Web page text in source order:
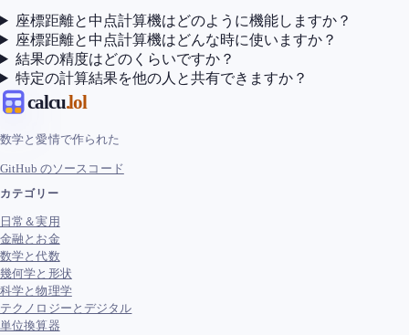
座標距離と中点計算機はどのように機能しますか？
座標距離と中点計算機はどんな時に使いますか？
結果の精度はどのくらいですか？
特定の計算結果を他の人と共有できますか？
calcu.lol
数学と愛情で作られた
GitHub のソースコード
カテゴリー
日常＆実用
金融とお金
数学と代数
幾何学と形状
科学と物理学
テクノロジーとデジタル
単位換算器